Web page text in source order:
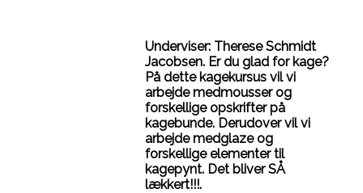
Underviser: Therese Schmidt
Jacobsen. Er du glad for kage?
På dette kagekursus vil vi
arbejde medmousser og
forskellige opskrifter på
kagebunde. Derudover vil vi
arbejde medglaze og
forskellige elementer til
kagepynt. Det bliver SÅ
lækkert!!!.